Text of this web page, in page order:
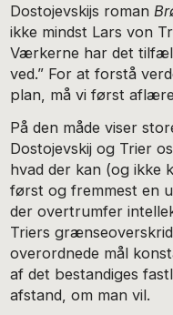
Dostojevskijs roman
ikke mindst Lars von
Værkerne har det
ved.” For at forstå
plan, må vi først
På den måde viser
Dostojevskij og Trier
hvad der kan (og ikke
først og fremmest en
der overtrumfer
Triers
overordnede mål
af det bestandiges
afstand, om man vil.